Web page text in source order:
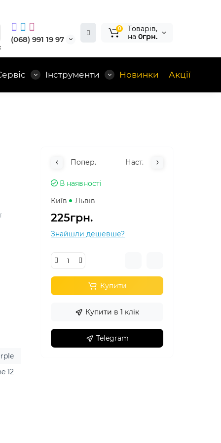
(068) 991 19 97
0
Tоварів,
на 0грн.
Інструменти Новинки Акції
12
Попер. Наст.
В наявності
Київ
Львів
225грн.
Знайшли дешевше?
Купити
Купити в 1 клік
Telegram